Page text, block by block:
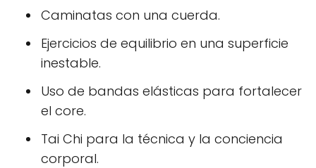
Caminatas con una cuerda.
Ejercicios de equilibrio en una superficie
inestable.
Uso de bandas elásticas para fortalecer
el core.
Tai Chi para la técnica y la conciencia
corporal.